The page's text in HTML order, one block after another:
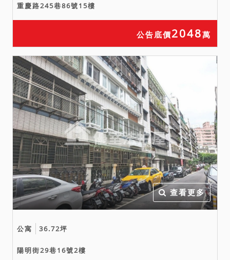
鄰洽詢查明，並決定是否參
與投標應買，且不得於拍定
後再執前揭事由聲明異議或
聲請撤拍。
七、本件如有停止、撤回、
撤銷、延緩執行等事由，且
該事由確實發生於本案拍定
前，縱已宣布拍定，法院亦
得停止拍定，無息返還已繳
交之款項，當事人均不得異
議，不同意者，請勿參與投
標應買。
八、拍賣之不動產如於查封
後經地政機關實施重測，其
面積應以重測結果（地籍
人均不得以面積增減請求增
重慶路245巷86號15樓
公告底價2048萬
查看更多
公寓 36.72坪
陽明街29巷16號2樓